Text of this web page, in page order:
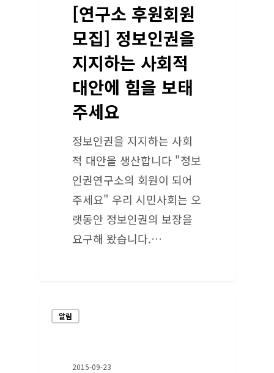
[연구소 후원회원
모집] 정보인권을
지지하는 사회적
대안에 힘을 보태
주세요
정보인권을 지지하는 사회
적 대안을 생산합니다 "정보
인권연구소의 회원이 되어
주세요" 우리 시민사회는 오
랫동안 정보인권의 보장을
요구해 왔습니다.…
알림
2015-09-23